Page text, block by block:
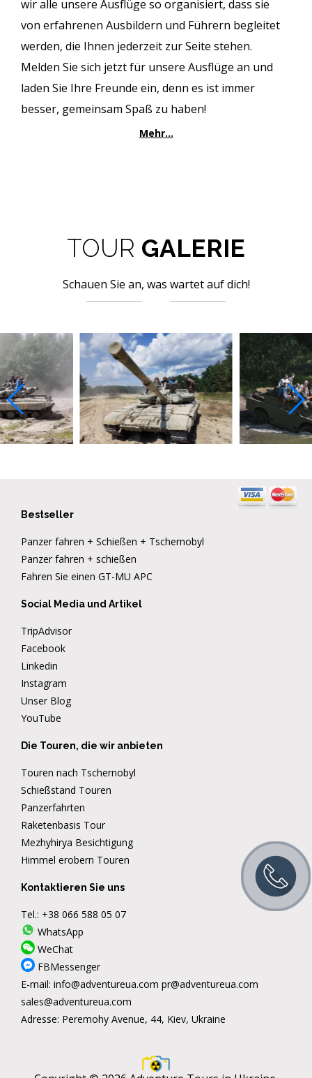
wir alle unsere Ausflüge so organisiert, dass sie
von erfahrenen Ausbildern und Führern begleitet
werden, die Ihnen jederzeit zur Seite stehen.
Melden Sie sich jetzt für unsere Ausflüge an und
laden Sie Ihre Freunde ein, denn es ist immer
besser, gemeinsam Spaß zu haben!
Mehr…
TOUR GALERIE
Schauen Sie an, was wartet auf dich!
Bestseller
Panzer fahren + Schießen + Tschernobyl
Panzer fahren + schießen
Fahren Sie einen GT-MU APC
Social Media und Artikel
TripAdvisor
Facebook
Linkedin
Instagram
Unser Blog
YouTube
Die Touren, die wir anbieten
Touren nach Tschernobyl
Schießstand Touren
Panzerfahrten
Raketenbasis Tour
Mezhyhirya Besichtigung
Himmel erobern Touren
Kontaktieren Sie uns
Tel.: +38 066 588 05 07
WhatsApp
WeChat
FBMessenger
E-mail: info@adventureua.com pr@adventureua.com
sales@adventureua.com
Adresse: Peremohy Avenue, 44, Kiev, Ukraine